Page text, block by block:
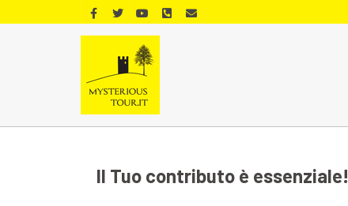
Il Tuo contributo è essenziale!